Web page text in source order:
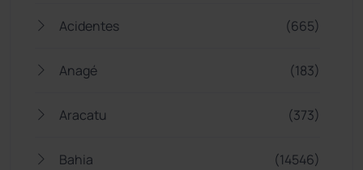
Acidentes (665)
Anagé (183)
Aracatu (373)
Bahia (14546)